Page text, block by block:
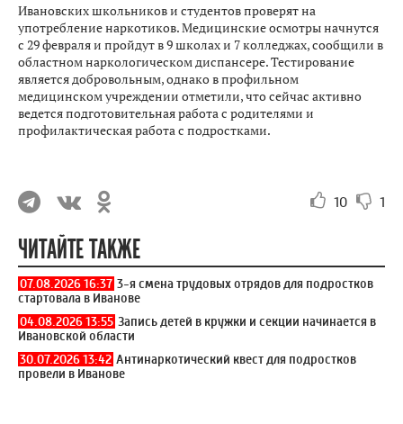
Ивановских школьников и студентов проверят на
употребление наркотиков. Медицинские осмотры начнутся
с 29 февраля и пройдут в 9 школах и 7 колледжах, сообщили в
областном наркологическом диспансере. Тестирование
является добровольным, однако в профильном
медицинском учреждении отметили, что сейчас активно
ведется подготовительная работа с родителями и
профилактическая работа с подростками.
10 1
ЧИТАЙТЕ ТАКЖЕ
07.08.2026 16:37 3-я смена трудовых отрядов для подростков
стартовала в Иванове
04.08.2026 13:55 Запись детей в кружки и секции начинается в
Ивановской области
30.07.2026 13:42 Антинаркотический квест для подростков
провели в Иванове